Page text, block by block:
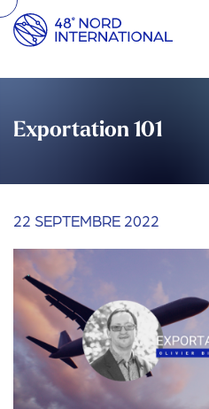
Exportation 101
22 SEPTEMBRE 2022